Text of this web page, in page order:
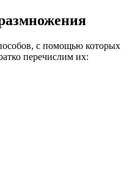
с помощью которых
перечислим их: